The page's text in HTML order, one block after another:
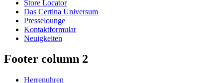
Store Locator
Das Certina Universum
Presselounge
Kontaktformular
Neuigkeiten
Footer column 2
Herrenuhren